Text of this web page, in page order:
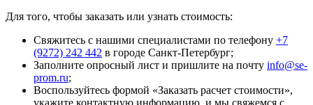
Для того, чтобы заказать или узнать стоимость:
Свяжитесь с нашими специалистами по телефону +7
(9272) 242 442 в городе Санкт-Петербург;
Заполните опросный лист и пришлите на почту info@se-
prom.ru;
Воспользуйтесь формой «Заказать расчет стоимости»,
укажите контактную информацию, и мы свяжемся с